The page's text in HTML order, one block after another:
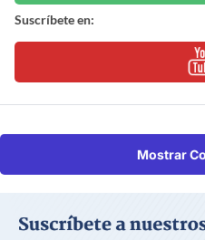
Suscríbete en:
Mostrar